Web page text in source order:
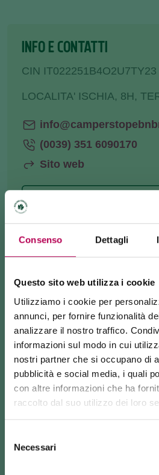
Consenso Dettagli
Questo sito web utilizza i cookie
Utilizziamo i cookie per
annunci, per fornire funzionalità
analizzare il nostro traffico.
informazioni sul modo in cui
nostri partner che si occupano di
pubblicità e social media, i quali
con altre informazioni che ha
raccolto dal suo utilizzo dei loro
delNecessari
24 luglio 2026
FUNIVIA MONTE DI
La funivia del Monte di
BED & BREAKFAST E
trova a Nave San Rocco, un
distante dal capoluogo
ciclabile della Val d’Adige e
nel verde della Rotaliana
integrata nella nostra nuova
preparato anche una sosta
Navis offre ampie piazzole in
Il Camper Stop Navis è
INFO E CONTATTI
CIN IT022251B4O2U7TY23
LOCALITA' ISCHIA, 8H,
(0039) 351 6090170
Sito web
RICHIEDI